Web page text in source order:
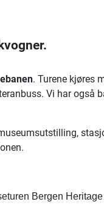
. Turene kjøres
Vi har også
Bergen